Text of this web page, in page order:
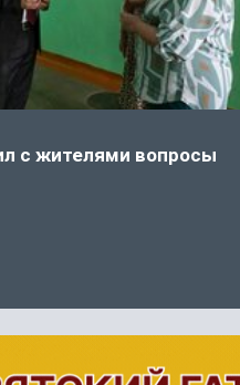
с жителями вопросы